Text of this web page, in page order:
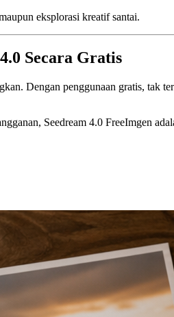
eksplorasi kreatif santai.
Secara Gratis
Dengan penggunaan gratis, tak
Seedream 4.0 FreeImgen